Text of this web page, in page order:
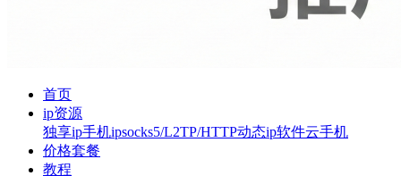
首页
ip资源
独享ip手机ipsocks5/L2TP/HTTP动态ip软件云手机
价格套餐
教程